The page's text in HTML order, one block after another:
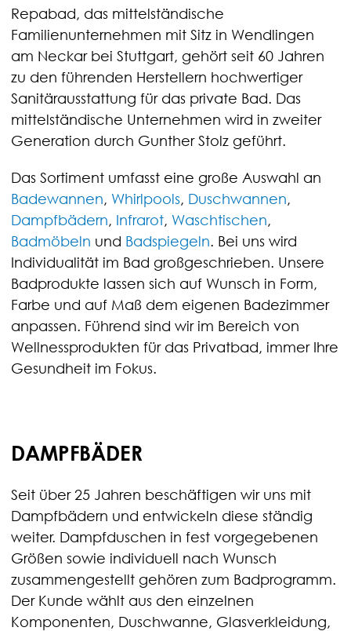
Repabad, das mittelständische
Familienunternehmen mit Sitz in Wendlingen
am Neckar bei Stuttgart, gehört seit 60 Jahren
zu den führenden Herstellern hochwertiger
Sanitärausstattung für das private Bad. Das
mittelständische Unternehmen wird in zweiter
Generation durch Gunther Stolz geführt.
Das Sortiment umfasst eine große Auswahl an
Badewannen, Whirlpools, Duschwannen,
Dampfbädern, Infrarot, Waschtischen,
Badmöbeln und Badspiegeln. Bei uns wird
Individualität im Bad großgeschrieben. Unsere
Badprodukte lassen sich auf Wunsch in Form,
Farbe und auf Maß dem eigenen Badezimmer
anpassen. Führend sind wir im Bereich von
Wellnessprodukten für das Privatbad, immer Ihre
Gesundheit im Fokus.
DAMPFBÄDER
Seit über 25 Jahren beschäftigen wir uns mit
Dampfbädern und entwickeln diese ständig
weiter. Dampfduschen in fest vorgegebenen
Größen sowie individuell nach Wunsch
zusammengestellt gehören zum Badprogramm.
Der Kunde wählt aus den einzelnen
Komponenten, Duschwanne, Glasverkleidung,